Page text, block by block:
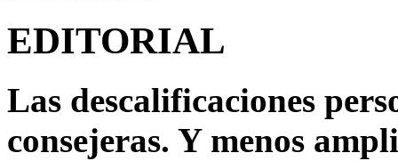
EDITORIAL
Las descalificaciones
consejeras. Y menos